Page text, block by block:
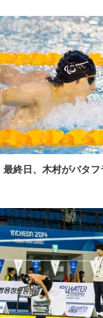
終日、木村がバタフ